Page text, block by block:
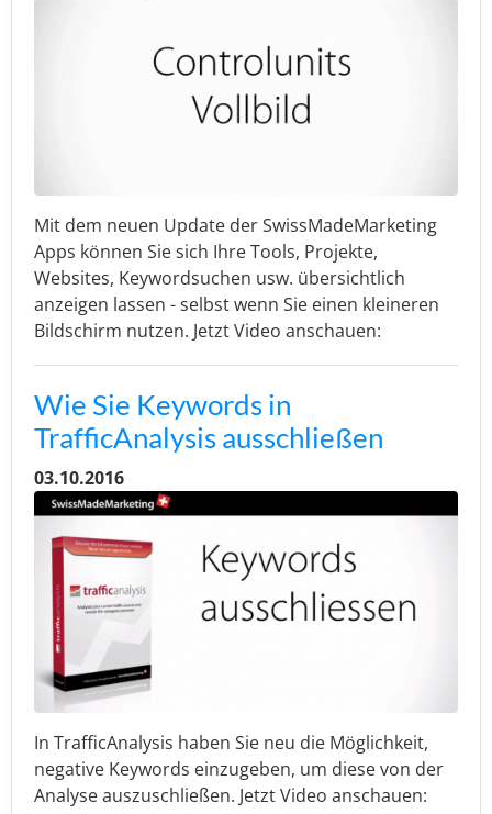
Mit dem neuen Update der SwissMadeMarketing
Apps können Sie sich Ihre Tools, Projekte,
Websites, Keywordsuchen usw. übersichtlich
anzeigen lassen - selbst wenn Sie einen kleineren
Bildschirm nutzen. Jetzt Video anschauen:
Wie Sie Keywords in
TrafficAnalysis ausschließen
03.10.2016
In TrafficAnalysis haben Sie neu die Möglichkeit,
negative Keywords einzugeben, um diese von der
Analyse auszuschließen. Jetzt Video anschauen: